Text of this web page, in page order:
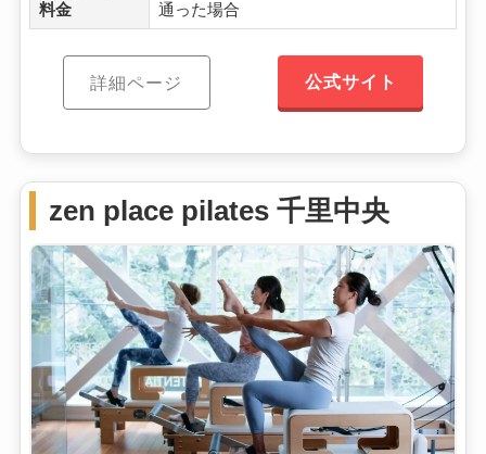
料金
通った場合
詳細ページ 公式サイト
zen place pilates 千里中央